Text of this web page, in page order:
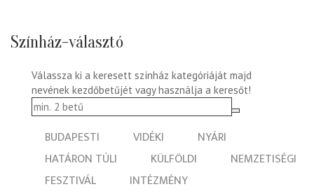
Színház-választó
Válassza ki a keresett színház kategóriáját majd
nevének kezdőbetűjét vagy használja a keresőt!
BUDAPESTI VIDÉKI
NYÁRI
HATÁRON TÚLI
KÜLFÖLDI
NEMZETISÉGI
FESZTIVÁL
INTÉZMÉNY